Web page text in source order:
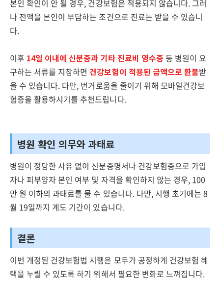
본인 확인이 안 될 경우, 건강보험은 적용되지 않습니다. 그러
나 전액을 본인이 부담하는 조건으로 진료는 받을 수 있습니
다.
이후 14일 이내에 신분증과 기타 진료비 영수증 등 병원이 요
구하는 서류를 지참하면건강보험이 적용된 금액으로 환불받
을 수 있습니다. 다만, 번거로움을 줄이기 위해 모바일건강보
험증을 활용하시기를 추천드립니다.
병원 확인 의무와 과태료
병원이 정당한 사유 없이 신분증명서나 건강보험증으로 가입
자나 피부양자 본인 여부 및 자격을 확인하지 않는 경우, 100
만 원 이하의 과태료를 물 수 있습니다. 다만, 시행 초기에는 8
월 19일까지 계도 기간이 있습니다.
결론
이번 개정된 건강보험법 시행은 모두가 공정하게 건강보험 혜
택을 누릴 수 있도록 하기 위해서 필요한 변화로 느껴집니다.